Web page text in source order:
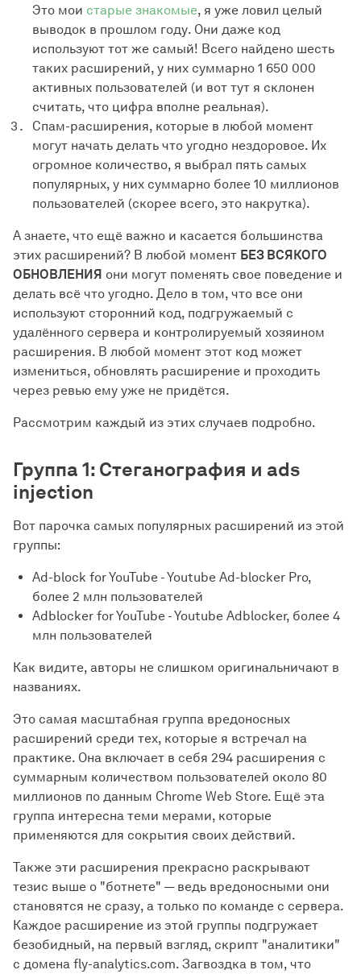
Это мои старые знакомые, я уже ловил целый
выводок в прошлом году. Они даже код
используют тот же самый! Всего найдено шесть
таких расширений, у них суммарно 1 650 000
активных пользователей (и вот тут я склонен
считать, что цифра вполне реальная).
Спам-расширения, которые в любой момент
могут начать делать что угодно нездоровое. Их
огромное количество, я выбрал пять самых
популярных, у них суммарно более 10 миллионов
пользователей (скорее всего, это накрутка).
А знаете, что ещё важно и касается большинства
этих расширений? В любой момент БЕЗ ВСЯКОГО
ОБНОВЛЕНИЯ они могут поменять свое поведение и
делать всё что угодно. Дело в том, что все они
используют сторонний код, подгружаемый с
удалённого сервера и контролируемый хозяином
расширения. В любой момент этот код может
измениться, обновлять расширение и проходить
через ревью ему уже не придётся.
Рассмотрим каждый из этих случаев подробно.
Группа 1: Стеганография и ads
injection
Вот парочка самых популярных расширений из этой
группы:
Ad-block for YouTube - Youtube Ad-blocker Pro,
более 2 млн пользователей
Adblocker for YouTube - Youtube Adblocker, более 4
млн пользователей
Как видите, авторы не слишком оригинальничают в
названиях.
Это самая масштабная группа вредоносных
расширений среди тех, которые я встречал на
практике. Она включает в себя 294 расширения с
суммарным количеством пользователей около 80
миллионов по данным Chrome Web Store. Ещё эта
группа интересна теми мерами, которые
применяются для сокрытия своих действий.
Также эти расширения прекрасно раскрывают
тезис выше о "ботнете" — ведь вредоносными они
становятся не сразу, а только по команде с сервера.
Каждое расширение из этой группы подгружает
безобидный, на первый взгляд, скрипт "аналитики"
с домена fly-analytics.com. Загвоздка в том, что